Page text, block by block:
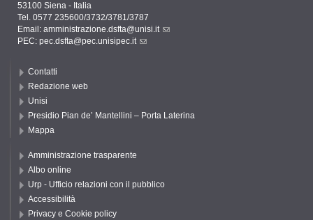
53100 Siena - Italia
Tel. 0577 235600/3732/3781/3787
Email: amministrazione.dsfta@unisi.it
PEC: pec.dsfta@pec.unisipec.it
Contatti
Redazione web
Unisi
Presidio Pian de’ Mantellini – Porta Laterina
Mappa
Amministrazione trasparente
Albo online
Urp - Ufficio relazioni con il pubblico
Accessibilità
Privacy e Cookie policy